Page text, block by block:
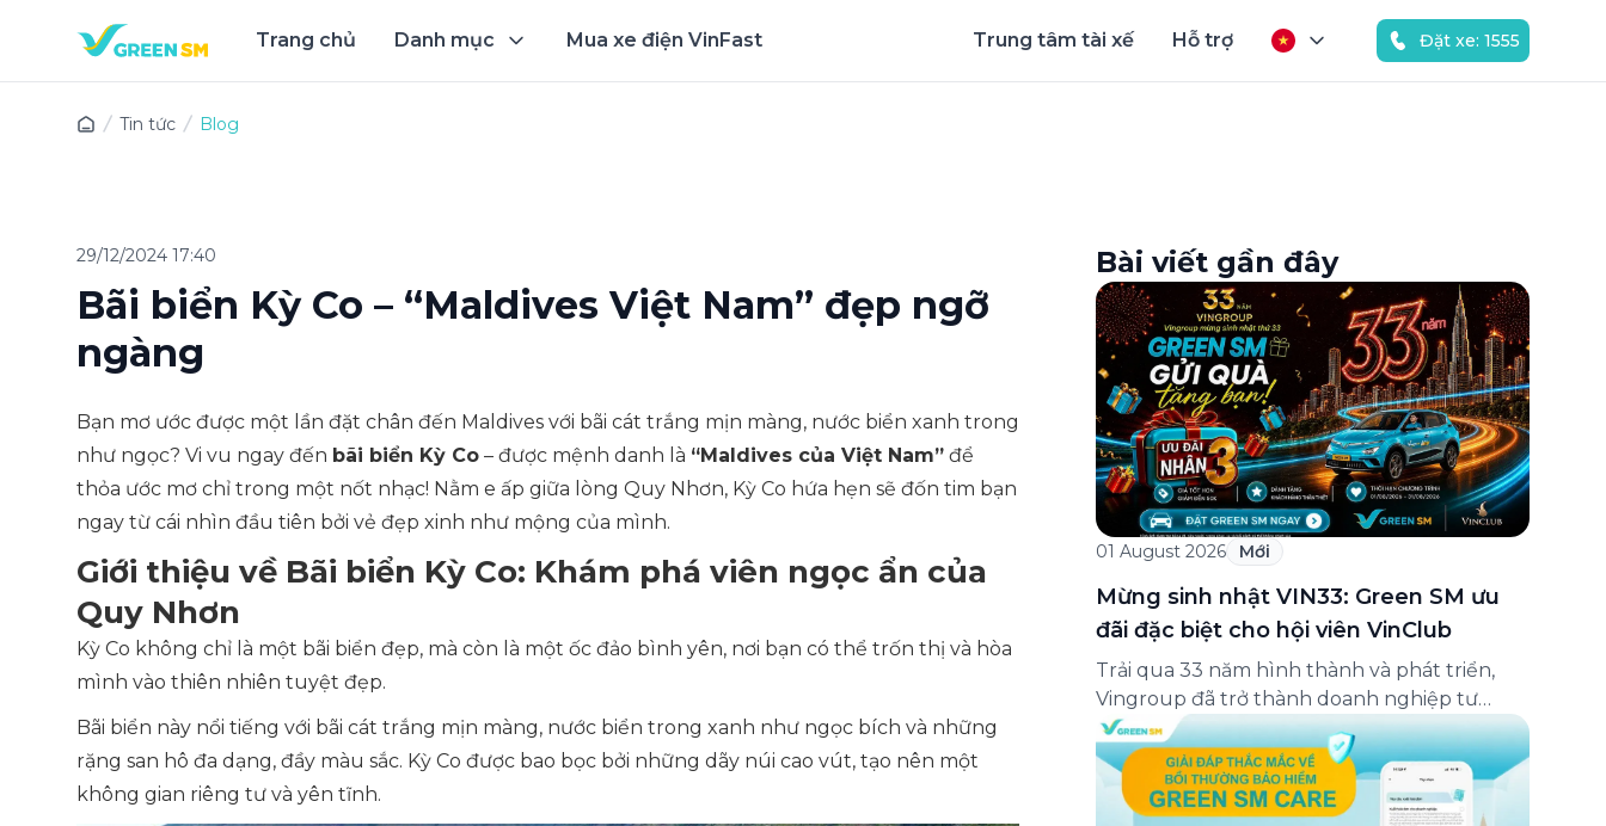
Trang chủ Danh mục Mua xe điện VinFast Trung tâm tài xế Hỗ trợ Đặt xe: 1555
Tin tức Blog
29/12/2024 17:40
Bãi biển Kỳ Co – “Maldives Việt Nam” đẹp ngỡ
ngàng
Bạn mơ ước được một lần đặt chân đến Maldives với bãi cát trắng mịn màng, nước biển xanh trong
như ngọc? Vi vu ngay đến bãi biển Kỳ Co – được mệnh danh là “Maldives của Việt Nam” để
thỏa ước mơ chỉ trong một nốt nhạc! Nằm e ấp giữa lòng Quy Nhơn, Kỳ Co hứa hẹn sẽ đốn tim bạn
ngay từ cái nhìn đầu tiên bởi vẻ đẹp xinh như mộng của mình.
Giới thiệu về Bãi biển Kỳ Co: Khám phá viên ngọc ẩn của
Quy Nhơn
Kỳ Co không chỉ là một bãi biển đẹp, mà còn là một ốc đảo bình yên, nơi bạn có thể trốn thị và hòa
mình vào thiên nhiên tuyệt đẹp.
Bãi biển này nổi tiếng với bãi cát trắng mịn màng, nước biển trong xanh như ngọc bích và những
rặng san hô đa dạng, đầy màu sắc. Kỳ Co được bao bọc bởi những dãy núi cao vút, tạo nên một
không gian riêng tư và yên tĩnh.
Bài viết gần đây
01 August 2026 Mới
Mừng sinh nhật VIN33: Green SM ưu
đãi đặc biệt cho hội viên VinClub
Trải qua 33 năm hình thành và phát triển,
Vingroup đã trở thành doanh nghiệp tư
nhân đa ngành lớn nhất Việt Nam, lọt Top 30
doanh nghiệp lớn nhất Đông Nam Á theo
bảng xếp hạng của Tạp chí Fortune (Mỹ).
Nhân kỷ niệm 33 năm thành lập (8/8/1993